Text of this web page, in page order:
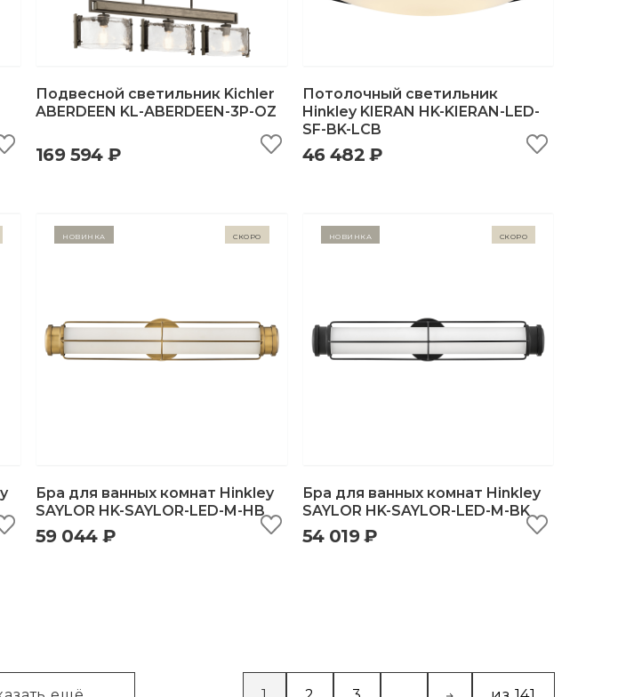
Подвесной светильник Kichler
ABERDEEN KL-ABERDEEN-3P-OZ
169 594 ₽
быстрый просмотр
Потолочный светильник
Hinkley KIERAN HK-KIERAN-LED-
SF-BK-LCB
46 482 ₽
Новинка Скоро
быстрый просмотр
Бра для ванных комнат Hinkley
SAYLOR HK-SAYLOR-LED-M-HB
59 044 ₽
Новинка Скоро
быстрый просмотр
Бра для ванных комнат Hinkley
SAYLOR HK-SAYLOR-LED-M-BK
54 019 ₽